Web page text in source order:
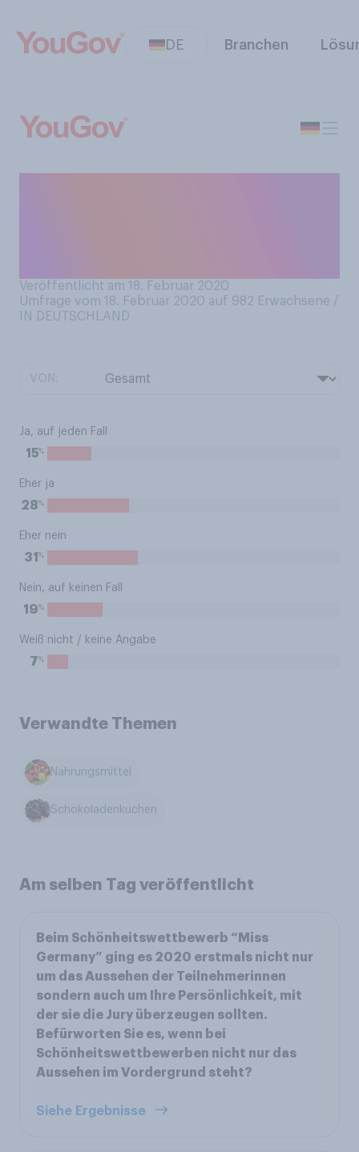
DE Branchen
Veröffentlicht am 18. Februar 2020
Umfrage vom 18. Februar 2020 auf 982 Erwachsene /
IN DEUTSCHLAND
Ja, auf jeden Fall
15%
Eher ja
28%
Eher nein
31 %
Nein, auf keinen Fall
19%
Weiß nicht / keine Angabe
7%
Verwandte Themen
Nahrungsmittel
Schokoladenkuchen
Am selben Tag veröffentlicht
Beim Schönheitswettbewerb “Miss
Germany” ging es 2020 erstmals nicht nur
um das Aussehen der Teilnehmerinnen
sondern auch um Ihre Persönlichkeit, mit
der sie die Jury überzeugen sollten.
Befürworten Sie es, wenn bei
Schönheitswettbewerben nicht nur das
Aussehen im Vordergrund steht?
Siehe Ergebnisse